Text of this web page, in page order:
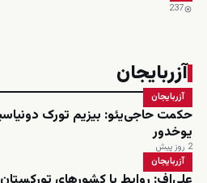
237
آزربایجان
آزربایجان
حکمت حاجی‌یئو: بیزیم تورک
یوخدور
2 روز پیش
آزربایجان